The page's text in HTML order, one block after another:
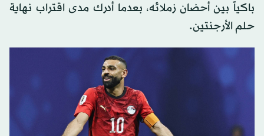
باكياً بين أحضان زملائه، بعدما أدرك مدى اقتراب نهاية
حلم الأرجنتين.